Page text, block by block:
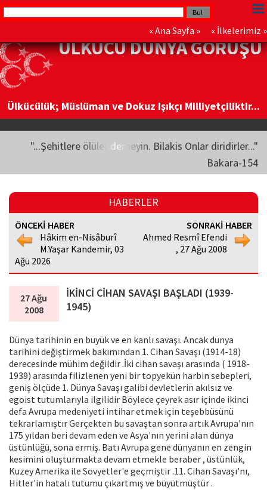
« Ana Sayfa » « İlkelerimiz »
ÜLKÜCÜ DÜNYA GÖRÜŞÜ
Ülkücülük; Müslüman ve Dokuz Işıkçı Milliyetçiliktir...
"...Şehitlere ölüler demeyin. Bilakis Onlar diridirler..."
Bakara-154
HABERLER
ÖNCEKİ HABER
Hâkim en-Nisâburî
M.Yaşar Kandemir, 03
Ağu 2026
SONRAKİ HABER
Ahmed Resmî Efendi
, 27 Ağu 2008
27 Ağu
2008
İKİNCİ CİHAN SAVAŞI BAŞLADI (1939-
1945)
Dünya tarihinin en büyük ve en kanlı savaşı. Ancak dünya
tarihini değiştirmek bakımından 1. Cihan Savaşı (1914-18)
derecesinde mühim değildir .İki cihan savaşı arasında ( 1918-
1939) arasında filizlenen yeni bir topyekün harbin sebepleri,
geniş ölçüde 1. Dünya Savaşı galibi devletlerin akılsız ve
egoist tutumlarıyla ilgilidir Böylece çeyrek asır içinde ikinci
defa Avrupa medeniyeti intihar etmek için teşebbüsünü
tekrarlamıştır Gerçekten bu savaştan sonra artık Avrupa'nın
175 yıldan beri devam eden ve Asya'nın yerini alan dünya
üstünlüğü, sona ermiş. Batı Avrupa gene dünyanın en zengin
kesimini oluşturmakta devam etmekle beraber , üstünlük,
Kuzey Amerika ile Sovyetler'e geçmiştir .11. Cihan Savaşı'nı,
Hitler'in hatalı tutumu çıkartmış ve büyütmüştür .